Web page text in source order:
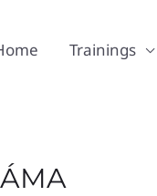
Trainings